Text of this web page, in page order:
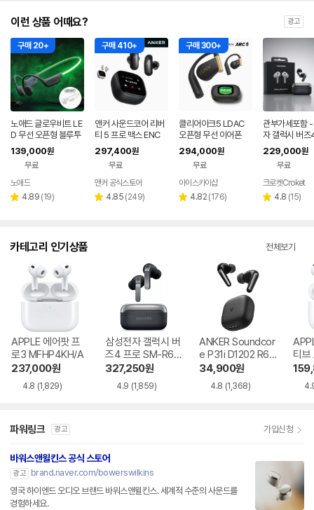
이런 상품 어때요? 광고
구매 20+
노애드 글로우비트 LE
D 무선 오픈형 블루투
스 골전도 이어폰 라이
트그레이+네온그린LE
139,000원
무료
노애드
별 4.89 리
(19)
구매 410+
앤커 사운드코어 리버
티 5 프로 맥스 ENC
무선 블루투스 이어폰
D1204
297,400원
무료
앤커 공식스토어
별 4.85 리
(249)
구매 300+
클리어아크5 LDAC
오픈형 무선 이어폰
294,000원
무료
페이
아이스카이샵
별 4.82 리
(176)
관부가세포함
자 갤럭시 버즈
R640 노이즈
ANC 블루투스
이어폰 관세포
229,000원
무료
크로켓Croket
별 4.8 리
(15)
카테고리 인기상품 전체보기
APPLE 에어팟 프
로3 MFHP4KH/A
237,000원
4.8 (1,829)
삼성전자 갤럭시 버
즈4 프로 SM-R64
0
327,250원
4.9 (1,859)
ANKER Soundcor
e P31i D1202 R60
i NC
34,900원
4.8 (1,368)
티브
파워링크 광고 가입신청
바워스앤윌킨스 공식 스토어
광고
brand.naver.com/bowerswilkins
영국 하이엔드 오디오 브랜드 바워스앤윌킨스. 세계적 수준의 사운드를
경험하세요.